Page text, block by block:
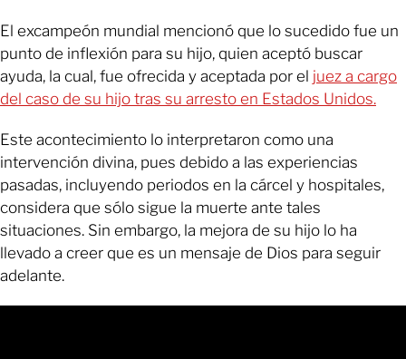
El excampeón mundial mencionó que lo sucedido fue un
punto de inflexión para su hijo, quien aceptó buscar
ayuda, la cual, fue ofrecida y aceptada por el juez a cargo
del caso de su hijo tras su arresto en Estados Unidos.
Este acontecimiento lo interpretaron como una
intervención divina, pues debido a las experiencias
pasadas, incluyendo periodos en la cárcel y hospitales,
considera que sólo sigue la muerte ante tales
situaciones. Sin embargo, la mejora de su hijo lo ha
llevado a creer que es un mensaje de Dios para seguir
adelante.